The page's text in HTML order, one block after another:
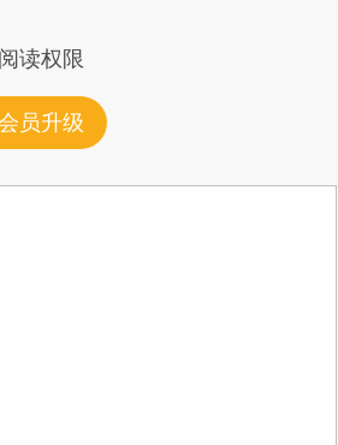
读权限
员升级